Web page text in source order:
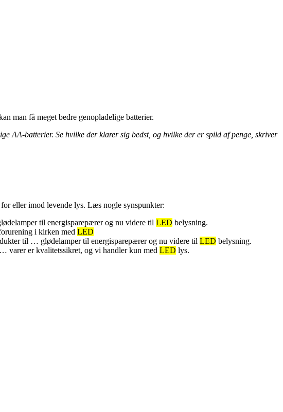
man få meget bedre genopladelige batterier.
AA-batterier. Se hvilke der klarer sig bedst, og hvilke der er spild af penge, skriver
eller imod levende lys. Læs nogle synspunkter:
til energisparepærer og nu videre til LED belysning.
i kirken med LED
til … glødelamper til energisparepærer og nu videre til LED belysning.
varer er kvalitetssikret, og vi handler kun med LED lys.